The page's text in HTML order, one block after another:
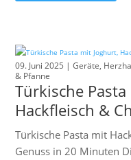
09. Juni 2025 |Geräte,
& Pfanne
Türkische
Hackfleisch &
Türkische Pasta mit
Genuss in 20 Minuten